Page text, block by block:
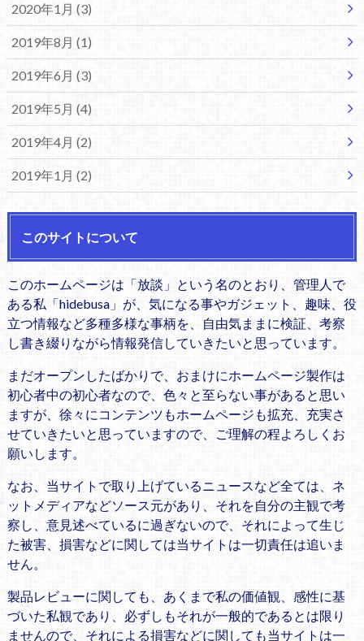
2020年1月 (3)
2019年8月 (1)
2019年6月 (3)
2019年5月 (4)
2019年4月 (2)
2019年1月 (2)
このサイトについて
このホームページは「放談」という名のとおり、管理人で
ある私「hidebusa」が、気になる事やガジェット、趣味、役
立つ情報など多種多様な事柄を、自由気ままに検証、考察
し書き綴りながら情報発信していきたいと思っています。
まだオープンしたばかりで、おまけにホームページ製作は
初心者中の初心者なので、色々と至らない事があると思い
ますが、徐々にコンテンツもホームページも拡充、充実さ
せていきたいと思っていますので、ご理解の程よろしくお
願いします。
なお、当サイトで取り上げているニュースなど全ては、ネ
ットメディアなどソース元があり、それを自分の主観で考
察し、意見述べているに過ぎないので、それによって生じ
た被害、損害などに関しては当サイトは一切責任は追いま
せん。
製品レビューに関しても、あくまで私の価値観、感性に基
づいた私観であり、必ずしもそれが一般的であるとは限り
ませんので、それによる損害などに関しても当サイトは一